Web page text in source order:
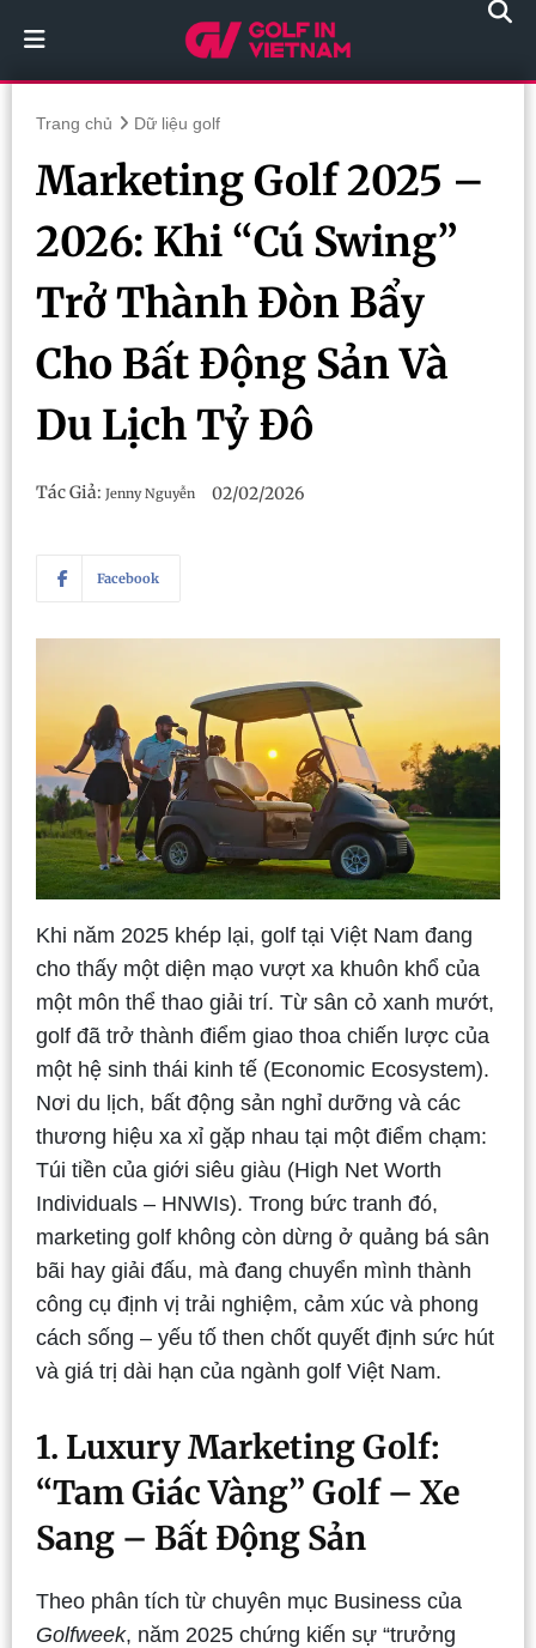
Trang chủ Dữ liệu golf
Marketing Golf 2025 –
2026: Khi “Cú Swing”
Trở Thành Đòn Bẩy
Cho Bất Động Sản Và
Du Lịch Tỷ Đô
Tác Giả: Jenny Nguyễn 02/02/2026
Facebook
Khi năm 2025 khép lại, golf tại Việt Nam đang
cho thấy một diện mạo vượt xa khuôn khổ của
một môn thể thao giải trí. Từ sân cỏ xanh mướt,
golf đã trở thành điểm giao thoa chiến lược của
một hệ sinh thái kinh tế (Economic Ecosystem).
Nơi du lịch, bất động sản nghỉ dưỡng và các
thương hiệu xa xỉ gặp nhau tại một điểm chạm:
Túi tiền của giới siêu giàu (High Net Worth
Individuals – HNWIs). Trong bức tranh đó,
marketing golf không còn dừng ở quảng bá sân
bãi hay giải đấu, mà đang chuyển mình thành
công cụ định vị trải nghiệm, cảm xúc và phong
cách sống – yếu tố then chốt quyết định sức hút
và giá trị dài hạn của ngành golf Việt Nam.
1. Luxury Marketing Golf:
“Tam Giác Vàng” Golf – Xe
Sang – Bất Động Sản
Theo phân tích từ chuyên mục Business của
Golfweek, năm 2025 chứng kiến sự “trưởng